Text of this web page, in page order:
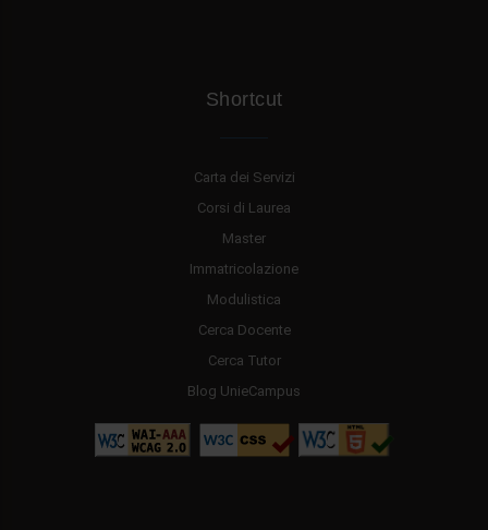
Shortcut
Carta dei Servizi
Corsi di Laurea
Master
Immatricolazione
Modulistica
Cerca Docente
Cerca Tutor
Blog UnieCampus